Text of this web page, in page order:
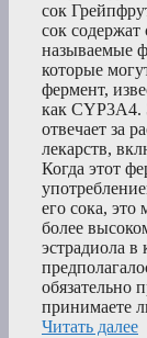
сок
сок содержат
называемые
которые
фермент,
как CYP3A4.
отвечает за
лекарств,
Когда этот
его сока, это
более
эстрадиола в
обязательно
принимаете
Читать далее